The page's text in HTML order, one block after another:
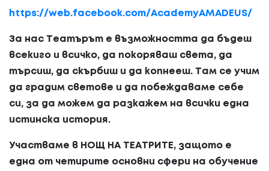
https://web.facebook.com/AcademyAMADEUS/
За нас Театърът е възможността да бъдеш
всекиго и всичко, да покоряваш света, да
търсиш, да скърбиш и да копнееш. Там се учим
да градим светове и да побеждаваме себе
си, за да можем да разкажем на всички една
истинска история.
Участваме в НОЩ НА ТЕАТРИТЕ, защото е
една от четирите основни сфери на обучение